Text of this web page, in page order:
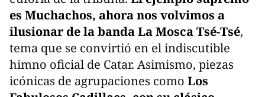
es Muchachos, ahora nos volvimos a
ilusionar de la banda La Mosca Tsé-Tsé,
tema que se convirtió en el indiscutible
himno oficial de Catar. Asimismo, piezas
icónicas de agrupaciones como Los